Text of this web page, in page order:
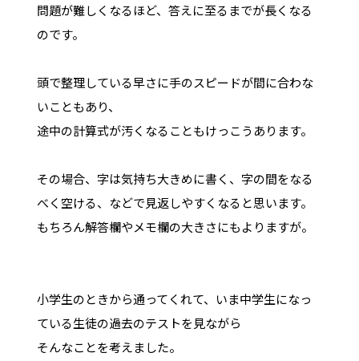
問題が難しくなるほど、答えに至るまでが長くなる
のです。
頭で整理している早さに手のスピードが間に合わな
いこともあり、
途中の計算式が汚くなることもけっこうあります。
その場合、字は気持ち大きめに書く、字の間をなる
べく空ける、などで見返しやすくなると思います。
もちろん解答欄やメモ欄の大きさにもよりますが。
小学生のときから通ってくれて、いま中学生になっ
ている生徒の過去のテストを見ながら
そんなことを考えました。